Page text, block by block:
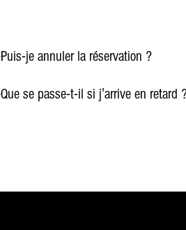
Puis-je annuler la réservation ?
Que se passe-t-il si j'arrive en retard